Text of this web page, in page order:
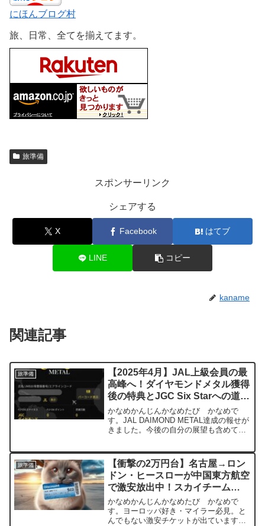
にほんブログ村
旅、日常、全てを揃えてます。
旅準備
スポンサーリンク
シェアする
X Facebook はてブ
LINE コピー
kaname
関連記事
旅準備
【2025年4月】JAL上級会員の最
高峰へ！ダイヤモンドメタル獲得
後の特典とJGC Six Starへの道
【JAL DAIMOND METAL達成】
かなめかんじんかなめたび かなめで
す。JAL DAIMOND METAL達成の報せが
きました。今後の自分の展望も含めて、
まな特典があります。その中でも最上級
のステータ...
旅準備
【衝撃の2万円台】名古屋→ロン
ドン・ヒースローが中国東方航空
で激安放出中！スカイチーム
【2025年10〜12月】
かなめかんじんかなめたび かなめで
す。ヨーロッパ好き・マイラー必見。と
んでもない激安チケットが出ています。